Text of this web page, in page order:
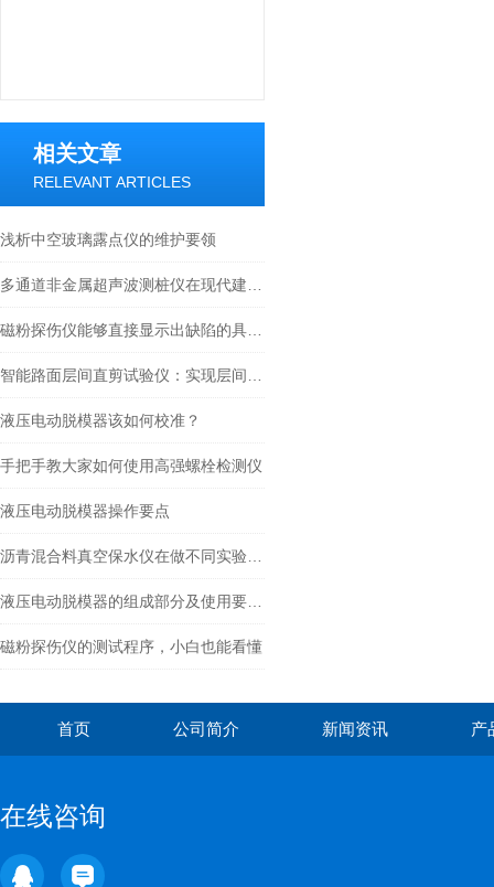
相关文章
RELEVANT ARTICLES
浅析中空玻璃露点仪的维护要领
液压电动脱模器该如何校准？
手把手教大家如何使用高强螺栓检测仪
液压电动脱模器操作要点
磁粉探伤仪的测试程序，小白也能看懂
首页 公司简介 新闻资讯 产
在线咨询